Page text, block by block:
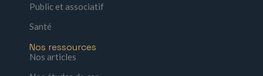
Public et associatif
Santé
Nos ressources
Nos articles